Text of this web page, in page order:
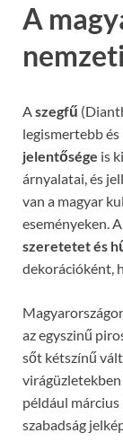
A
Aszegfű
legismertebb
jelentősége is
árnyalatai, és
van a magyar
eseményeken.
szeretetet és
dekorációként,
az egyszinű
sőt kétszínű
például
szabadság